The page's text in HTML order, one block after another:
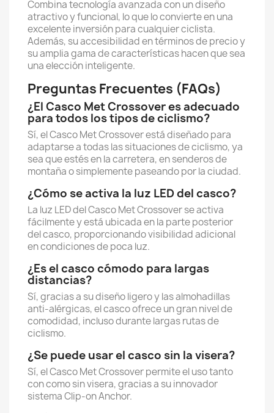
Combina tecnología avanzada con un diseño
atractivo y funcional, lo que lo convierte en una
excelente inversión para cualquier ciclista.
Además, su accesibilidad en términos de precio y
su amplia gama de características hacen que sea
una elección inteligente.
Preguntas Frecuentes (FAQs)
¿El Casco Met Crossover es adecuado
para todos los tipos de ciclismo?
Sí, el Casco Met Crossover está diseñado para
adaptarse a todas las situaciones de ciclismo, ya
sea que estés en la carretera, en senderos de
montaña o simplemente paseando por la ciudad.
¿Cómo se activa la luz LED del casco?
La luz LED del Casco Met Crossover se activa
fácilmente y está ubicada en la parte posterior
del casco, proporcionando visibilidad adicional
en condiciones de poca luz.
¿Es el casco cómodo para largas
distancias?
Sí, gracias a su diseño ligero y las almohadillas
anti-alérgicas, el casco ofrece un gran nivel de
comodidad, incluso durante largas rutas de
ciclismo.
¿Se puede usar el casco sin la visera?
Sí, el Casco Met Crossover permite el uso tanto
con como sin visera, gracias a su innovador
sistema Clip-on Anchor.